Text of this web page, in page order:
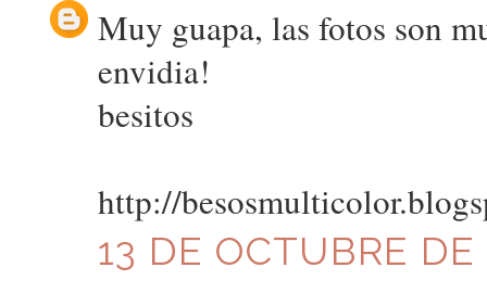
Muy guapa, las fotos son
envidia!
besitos
http://
13 DE OCTUBRE